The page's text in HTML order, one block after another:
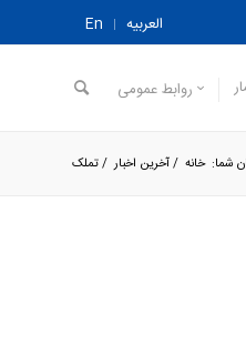
العربیه En
روابط عمومی
شما: خانه /آخرین اخبار /تملک